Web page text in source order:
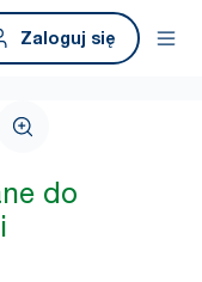
Zaloguj się
do